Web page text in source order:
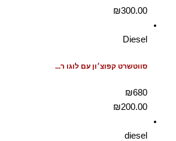
₪300.00
Diesel
סווטשרט קפוצ׳ון עם לוגו ר...
₪680
₪200.00
diesel